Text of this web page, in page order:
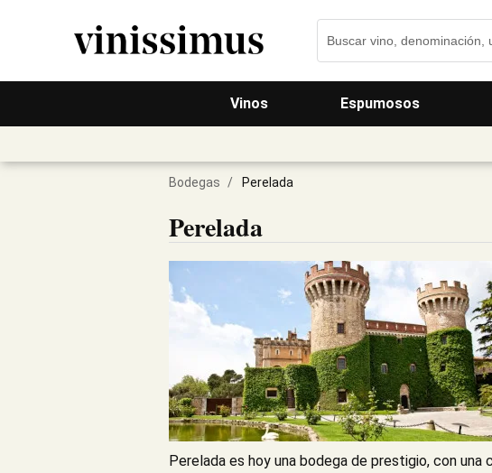
Vinos Espumosos
Bodegas / Perelada
Perelada
Perelada es hoy una bodega de prestigio, con una